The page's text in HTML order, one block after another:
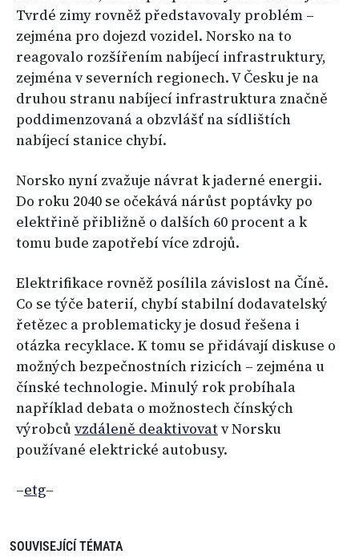
Tvrdé zimy rovněž představovaly problém –
zejména pro dojezd vozidel. Norsko na to
reagovalo rozšířením nabíjecí infrastruktury,
zejména v severních regionech. V Česku je na
druhou stranu nabíjecí infrastruktura značně
poddimenzovaná a obzvlášť na sídlištích
nabíjecí stanice chybí.
Norsko nyní zvažuje návrat k jaderné energii.
Do roku 2040 se očekává nárůst poptávky po
elektřině přibližně o dalších 60 procent a k
tomu bude zapotřebí více zdrojů.
Elektrifikace rovněž posílila závislost na Číně.
Co se týče baterií, chybí stabilní dodavatelský
řetězec a problematicky je dosud řešena i
otázka recyklace. K tomu se přidávají diskuse o
možných bezpečnostních rizicích – zejména u
čínské technologie. Minulý rok probíhala
například debata o možnostech čínských
výrobcůvzdáleně deaktivovat v Norsku
používané elektrické autobusy.
–etg–
SOUVISEJÍCÍ TÉMATA